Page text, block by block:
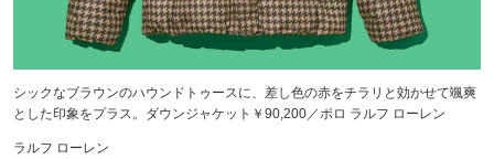
シックなブラウンのハウンドトゥースに、差し色の赤をチラリと効かせて颯爽
とした印象をプラス。ダウンジャケット￥90,200／ポロ ラルフ ローレン
ラルフ ローレン